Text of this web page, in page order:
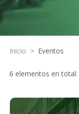
Inicio > Eventos
6 elementos en total: